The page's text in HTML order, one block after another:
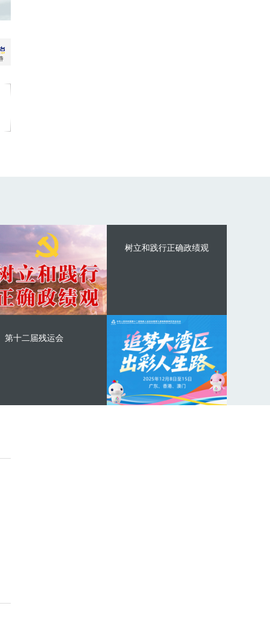
树立和践行正确政绩观
第十二届残运会